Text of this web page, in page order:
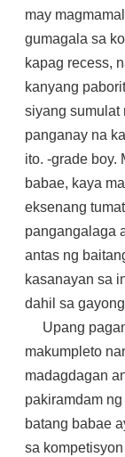
may
gumagala sa
kapag recess,
kanyang
siyang sumulat
panganay na
ito. -grade boy.
babae, kaya
eksenang
pangangalaga
antas ng
kasanayan sa
dahil sa
Upang
makumpleto
madagdagan
pakiramdam
batang babae
sa